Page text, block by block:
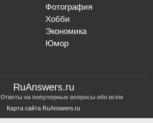
фотография
хобби
экономика
юмор
RuAnswers.ru
Ответы на популярные вопросы обо всём
Карта сайта RuAnswers.ru